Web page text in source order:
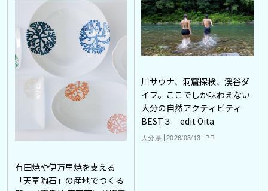
有田焼や伊万里焼を支える
「天草陶石」の産地でつくる
川サウナ、洞窟探検、渓谷ダ
イブ。ここでしか味わえない
大分の自然アクティビティ
BEST３｜edit Oita
大分県 2026/03/13 PR